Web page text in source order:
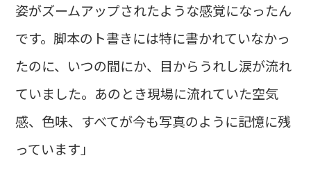
姿がズームアップされたような感覚になったん
です。脚本のト書きには特に書かれていなかっ
たのに、いつの間にか、目からうれし涙が流れ
ていました。あのとき現場に流れていた空気
感、色味、すべてが今も写真のように記憶に残
っています」